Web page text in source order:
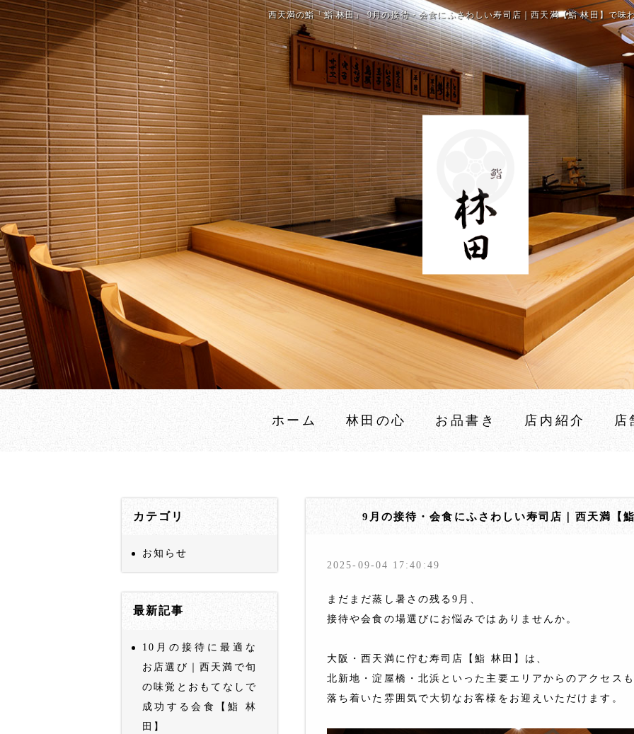
西天満の鮨「鮨 林田」 9月の接待・会食にふさわしい寿司店｜西天満【鮨 林田】で味
ホーム 林田の心 お品書き 店内紹介 店
カテゴリ
お知らせ
最新記事
10月の接待に最適な
お店選び｜西天満で旬
の味覚とおもてなしで
成功する会食【鮨 林
田】
9月の接待・会食にふさわしい寿司店｜西天満【
2025-09-04 17:40:49
まだまだ蒸し暑さの残る9月、
接待や会食の場選びにお悩みではありませんか。
大阪・西天満に佇む寿司店【鮨 林田】は、
北新地・淀屋橋・北浜といった主要エリアからのアクセス
落ち着いた雰囲気で大切なお客様をお迎えいただけます。